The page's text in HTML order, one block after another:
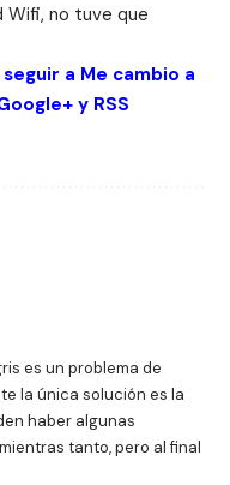
Wifi, no tuve que
a Me cambio a
y RSS
es un problema de
la única solución es la
haber algunas
tanto, pero al final